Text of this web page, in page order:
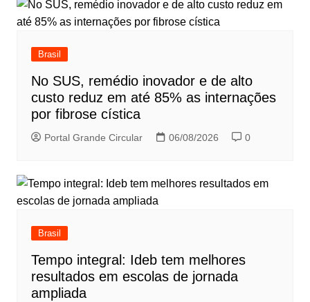
Brasil
No SUS, remédio inovador e de alto
custo reduz em até 85% as internações
por fibrose cística
Portal Grande Circular 06/08/2026 0
Brasil
Tempo integral: Ideb tem melhores
resultados em escolas de jornada
ampliada